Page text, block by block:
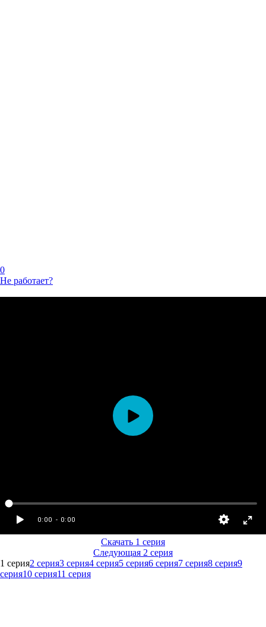
0
Не работает?
Скачать 1 серия
Следующая 2 серия
1 серия2 серия3 серия4 серия5 серия6 серия7 серия8 серия9
серия10 серия11 серия